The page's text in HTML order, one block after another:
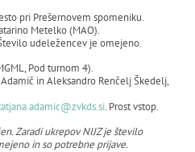
pri Prešernovem spomeniku.
Metelko (MAO).
udeležencev je omejeno.
Pod turnom 4).
in Aleksandro Renčelj Škedelj,
. Prost vstop.
Zaradi ukrepov NIJZ je število
in so potrebne prijave.